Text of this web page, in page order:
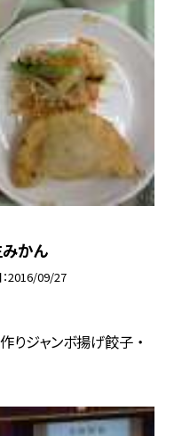
かん
2016/09/27
りジャンボ揚げ餃子 ・